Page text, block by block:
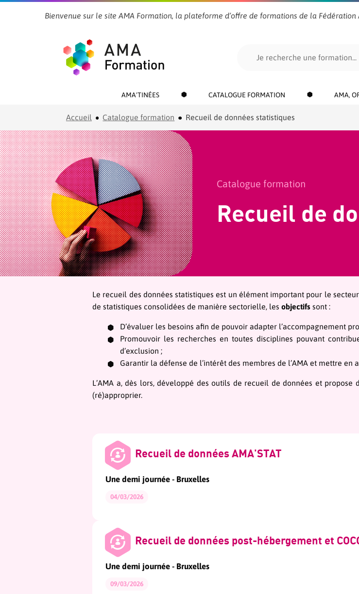
Bienvenue sur le site AMA Formation, la plateforme d’offre de formations de la Fédération
AMA'TINÉES CATALOGUE FORMATION AMA,
Accueil Catalogue formation Recueil de données statistiques
Catalogue formation
Recueil de
Le recueil des données statistiques est un élément important pour le
de statistiques consolidées de manière sectorielle, les objectifs sont :
D’évaluer les besoins afin de pouvoir adapter l’accompagnement
Promouvoir les recherches en toutes disciplines pouvant
d’exclusion ;
Garantir la défense de l’intérêt des membres de l’AMA et mettre
L’AMA a, dès lors, développé des outils de recueil de données et
(ré)approprier.
Recueil de données AMA'STAT
Une demi journée - Bruxelles
04/03/2026
Recueil de données post-hébergement et
Une demi journée - Bruxelles
09/03/2026